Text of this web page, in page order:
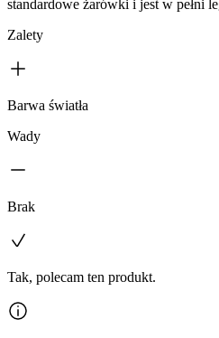
standardowe żarówki i jest w pełni
Zalety
Barwa światła
Wady
Brak
Tak, polecam ten produkt.